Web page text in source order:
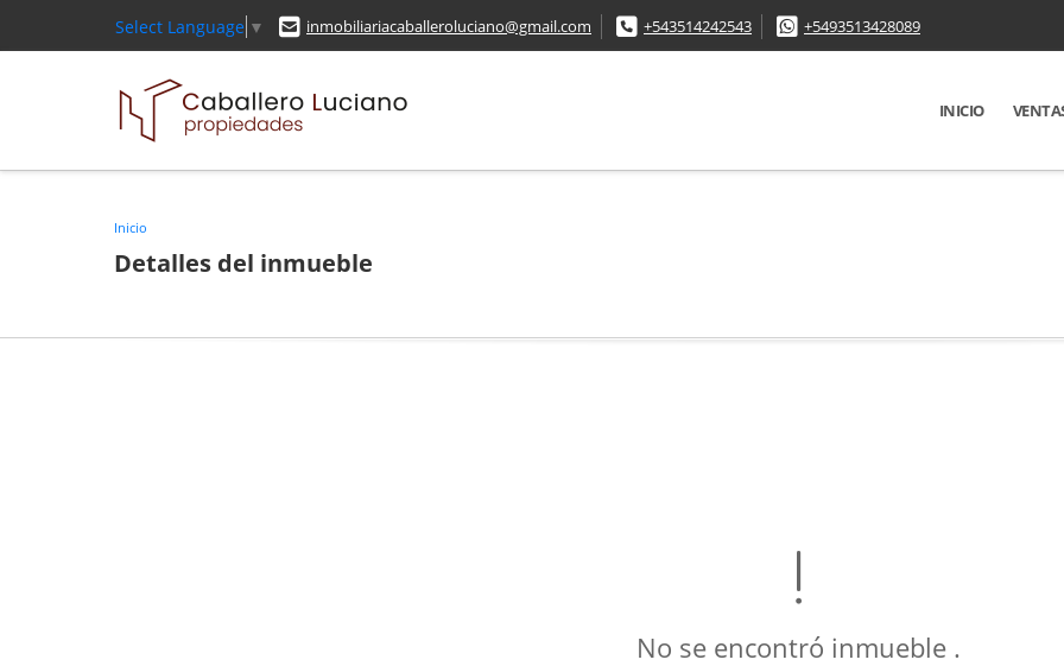
Select Language ▼ inmobiliariacaballeroluciano@gmail.com +543514242543 +5493513428089
INICIO
Inicio
Detalles del inmueble
No se encontró inmueble .